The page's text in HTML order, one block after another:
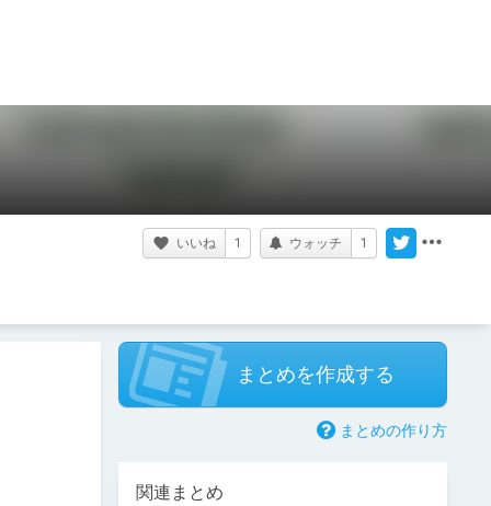
いいね 1 ウォッチ 1
まとめを作成する
まとめの作り方
関連まとめ